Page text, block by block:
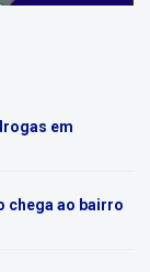
em
chega ao bairro